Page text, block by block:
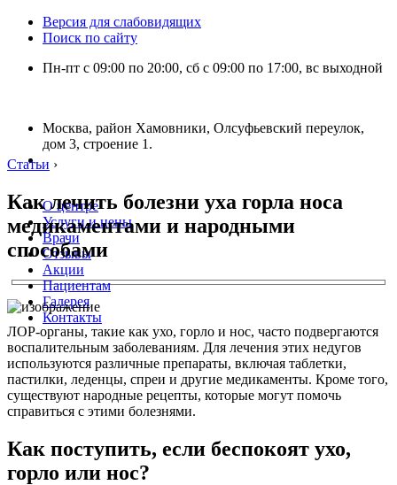
Версия для слабовидящих
Поиск по сайту
Пн-пт с 09:00 по 20:00, сб с 09:00 по 17:00, вс выходной
Москва, район Хамовники, Олсуфьевский переулок,
дом 3, строение 1.
О центре
Услуги и цены
Врачи
Отзывы
Акции
Пациентам
Галерея
Контакты
Статьи ›
Как лечить болезни уха горла носа
медикаментами и народными
способами
ЛОР-органы, такие как ухо, горло и нос, часто подвергаются
воспалительным заболеваниям. Для лечения этих недугов
используются различные препараты, включая таблетки,
пастилки, леденцы, спреи и другие медикаменты. Кроме того,
существуют народные рецепты, которые могут помочь
справиться с этими болезнями.
Как поступить, если беспокоят ухо,
горло или нос?